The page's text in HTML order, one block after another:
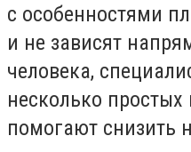
с особенностями
и не зависят
человека,
несколько
помогают снизить